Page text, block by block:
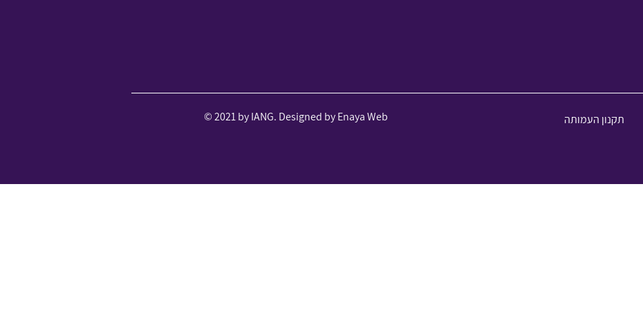
© 2021 by IANG. Designed by Enaya Web תקנון העמותה